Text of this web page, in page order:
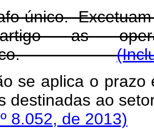
único.
as
se aplica o prazo
destinadas
8.052, de 2013)